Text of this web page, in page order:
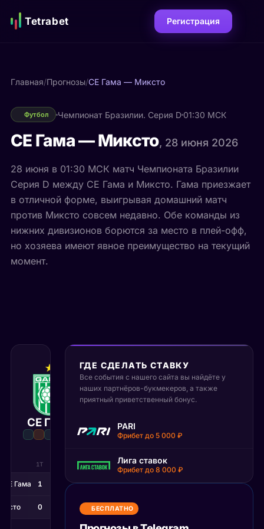
Tetrabet Регистрация
Главная/Прогнозы/СЕ Гама — Миксто
Футбол Чемпионат Бразилии. Серия D01:30 МСК
СЕ Гама — Миксто, 28 июня 2026
28 июня в 01:30 МСК матч Чемпионата Бразилии
Серия D между СЕ Гама и Миксто. Гама приезжает
в отличной форме, выигрывая домашний матч
против Миксто совсем недавно. Обе команды из
нижних дивизионов борются за место в плей-офф,
но хозяева имеют явное преимущество на текущий
момент.
СЕ Гама
28 июня 2026
01:30 МСК
1:0
Матч завершён
1Т
СЕ Гама 1
0
ГДЕ СДЕЛАТЬ СТАВКУ
Все события с нашего сайта вы найдёте у
наших партнёров-букмекеров, а также
приятный приветственный бонус.
PARI
Фрибет до 5 000 ₽
Лига ставок
Фрибет до 8 000 ₽
БЕСПЛАТНО